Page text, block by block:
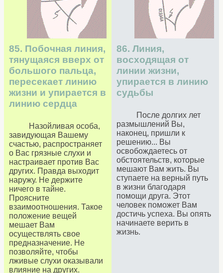
85. Побочная линия,
тянущаяся вверх от
большого пальца,
пересекает линию
жизни и упирается в
линию сердца
Назойливая особа,
завидующая Вашему
счастью, распространяет
о Вас грязные слухи и
настраивает против Вас
других. Правда выходит
наружу. Не держите
ничего в тайне.
Проясните
взаимоотношения. Такое
положение вещей
мешает Вам
осуществлять свое
предназначение. Не
позволяйте, чтобы
лживые слухи оказывали
влияние на других.
86. Линия,
восходящая от
линии жизни,
упирается в линию
судьбы
После долгих лет
размышлений Вы,
наконец, пришли к
решению... Вы
освобождаетесь от
обстоятельств, которые
мешают Вам жить. Вы
ступаете на верный путь
в жизни благодаря
помощи друга. Этот
человек поможет Вам
достичь успеха. Вы опять
начинаете верить в
жизнь.